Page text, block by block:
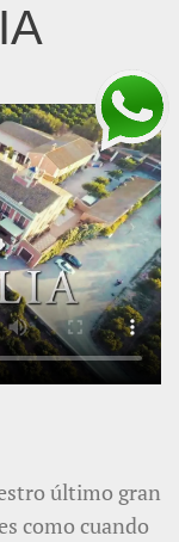
último gran
como cuando